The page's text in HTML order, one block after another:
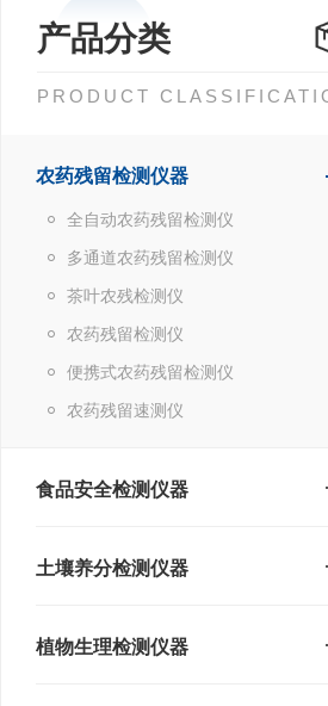
产品分类
PRODUCT
农药残留检测仪器
全自动农药残留检测仪
多通道农药残留检测仪
茶叶农残检测仪
农药残留检测仪
便携式农药残留检测仪
农药残留速测仪
食品安全检测仪器
土壤养分检测仪器
植物生理检测仪器